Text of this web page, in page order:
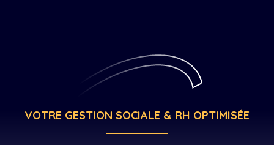
Accompagnement RH
VOTRE GESTION SOCIALE & RH OPTIMISÉE